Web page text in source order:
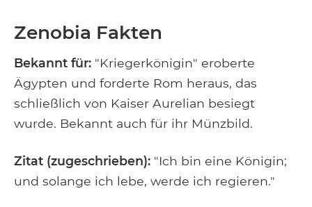
Zenobia Fakten
Bekannt für: "Kriegerkönigin" eroberte
Ägypten und forderte Rom heraus, das
schließlich von Kaiser Aurelian besiegt
wurde. Bekannt auch für ihr Münzbild.
Zitat (zugeschrieben): "Ich bin eine Königin;
und solange ich lebe, werde ich regieren."